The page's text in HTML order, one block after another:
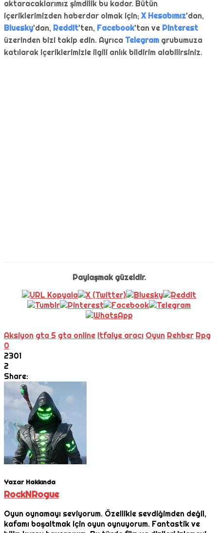
aktaracaklarımız şimdilik bu kadar. Bütün
içeriklerimizden haberdar olmak için; X Hesabımız'dan,
Bluesky'dan, Reddit'ten, Facebook'tan ve Pinterest
üzerinden bizi takip edin. Ayrıca Telegram grubumuza
katılarak içeriklerimizle ilgili anlık bildirim alabilirsiniz.
Paylaşmak güzeldir.
Aksiyon gta 5 gta online itfaiye aracı Oyun Rehber Rpg
0
2301
2
Share:
Yazar Hakkında
RockNRogue
Oyun oynamayı seviyorum. Özellikle sevdiğimden değil,
kafamı boşaltmak için oyun oynuyorum. Fantastik ve